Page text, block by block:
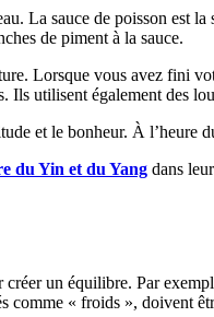
La sauce de poisson est
de piment à la sauce.
Lorsque vous avez fini
Ils utilisent également des
et le bonheur. À l’heure
du Yin et du Yang dans
un équilibre. Par
comme « froids », doivent